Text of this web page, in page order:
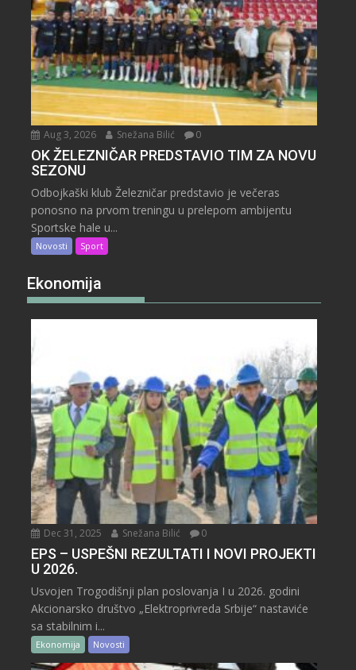
Aug 3, 2026 Snežana Bilić 0
OK ŽELEZNIČAR PREDSTAVIO TIM ZA NOVU
SEZONU
Odbojkaški klub Železničar predstavio je večeras
ponosno na prvom treningu u prelepom ambijentu
Sportske hale u...
Novosti Sport
Ekonomija
Dec 31, 2025 Snežana Bilić 0
EPS – USPEŠNI REZULTATI I NOVI PROJEKTI
U 2026.
Usvojen Trogodišnji plan poslovanja I u 2026. godini
Akcionarsko društvo „Elektroprivreda Srbije“ nastaviće
sa stabilnim i...
Ekonomija Novosti